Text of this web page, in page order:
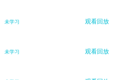
未学习 观看回放
未学习 观看回放